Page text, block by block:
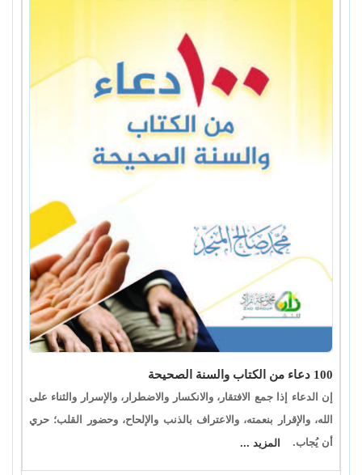
100 دعاء من الكتاب والسنة الصحيحة
إن الدعاء إذا جمع الافتقار، والانكسار والاضطرار، والإسرار والثناء على
الله، والإقرار بنعمته، والاعتراف بالذنب والإلحاح، وحضور القلب؛ حري
أن يُجاب.
المزيد ...